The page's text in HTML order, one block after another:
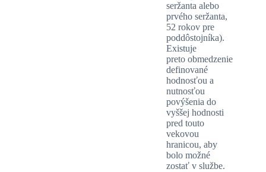
seržanta alebo
prvého seržanta,
52 rokov pre
poddôstojníka).
Existuje
preto obmedzenie
definované
hodnosťou a
nutnosťou
povýšenia do
vyššej hodnosti
pred touto
vekovou
hranicou, aby
bolo možné
zostať v službe.